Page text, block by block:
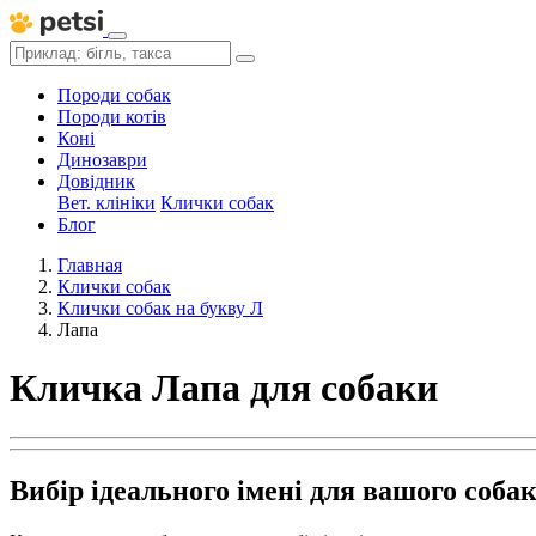
Породи собак
Породи котів
Коні
Динозаври
Довідник
Вет. клініки Клички собак
Блог
Главная
Клички собак
Клички собак на букву Л
Лапа
Кличка Лапа для собаки
Вибір ідеального імені для вашого